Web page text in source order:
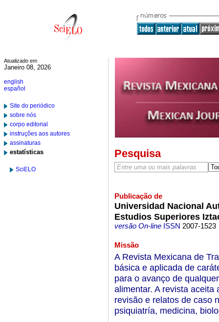
Atualizado em
Janeiro 08, 2026
english
español
Site do periódico
sobre nós
corpo editorial
instruções aos autores
assinaturas
estatísticas
SciELO
Pesquisa
Publicação de
Universidad Nacional
Estudios Superiores
versão On-lineISSN 2007-1523
Missão
A Revista Mexicana de
básica e aplicada de
para o avanço de
alimentar. A revista
revisão e relatos de caso
psiquiatría, medicina,